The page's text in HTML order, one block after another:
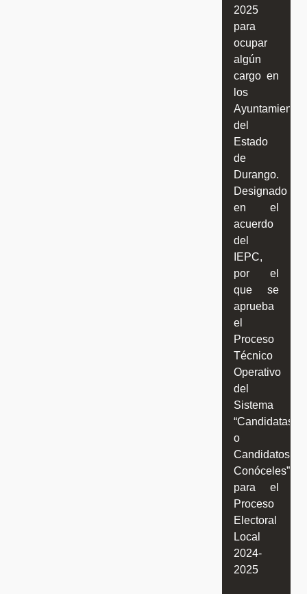
2025
para
ocupar
algún
cargo en
los
Ayuntamientos
del
Estado
de
Durango.
Designado
en el
acuerdo
del
IEPC,
por el
que se
aprueba
el
Proceso
Técnico
Operativo
del
Sistema
“Candidatas
o
Candidatos,
Conóceles”
para el
Proceso
Electoral
Local
2024-
2025